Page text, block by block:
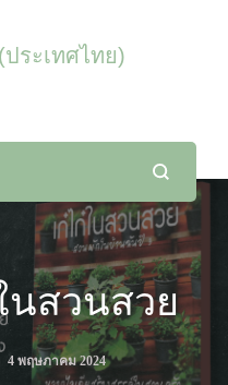
ระเทศไทย)
นสวนสวย
4 พฤษภาคม 2024